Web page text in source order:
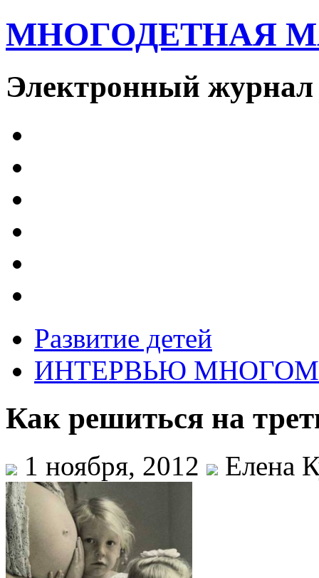
МНОГОДЕТНАЯ
Электронный журнал
Развитие детей
ИНТЕРВЬЮ
Как решиться на
1 ноября, 2012 Елена